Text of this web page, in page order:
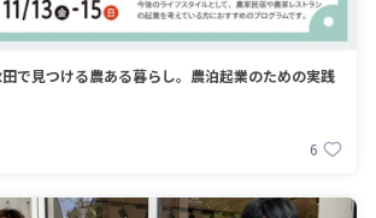
田で見つける農ある暮らし。農泊起業のための実践
6